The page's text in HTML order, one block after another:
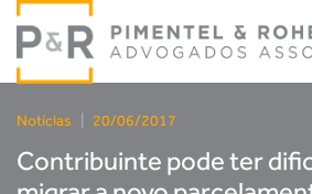
Notícias 20/06/2017
Contribuinte pode ter